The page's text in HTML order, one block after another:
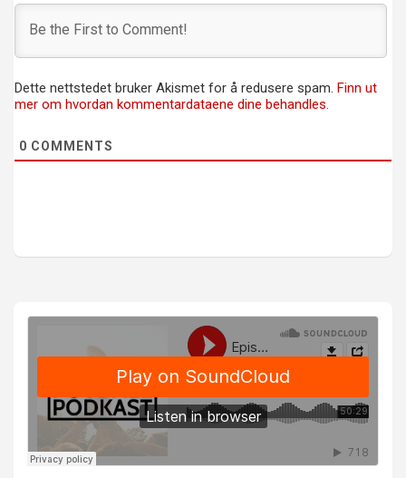
Dette nettstedet bruker Akismet for å redusere spam. Finn ut
mer om hvordan kommentardataene dine behandles.
0 COMMENTS